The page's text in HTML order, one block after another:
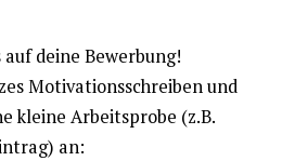
deine Bewerbung!
Motivationsschreiben und
kleine Arbeitsprobe (z.B.
an: